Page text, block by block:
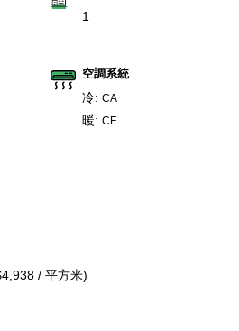
1
空調系統
冷: CA
暖: CF
/ 平方米)